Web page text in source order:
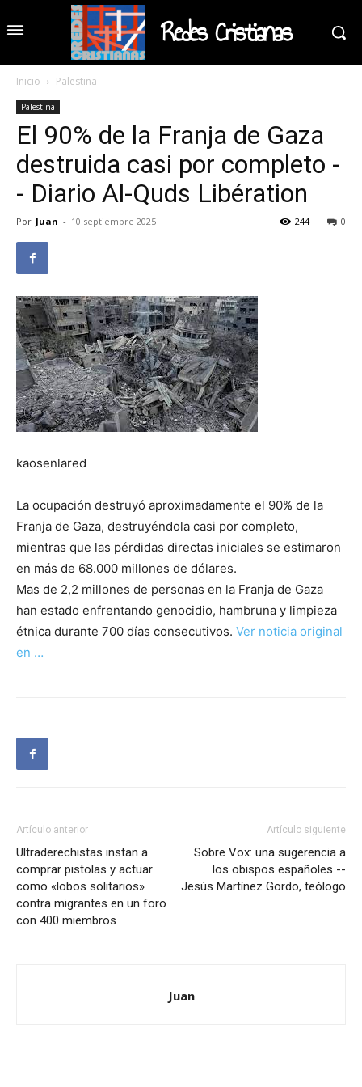
Redes Cristianas
Inicio Palestina
Palestina
El 90% de la Franja de Gaza
destruida casi por completo -
- Diario Al-Quds Libération
Por Juan - 10 septiembre 2025 0
244
kaosenlared
La ocupación destruyó aproximadamente el 90% de la
Franja de Gaza, destruyéndola casi por completo,
mientras que las pérdidas directas iniciales se estimaron
en más de 68.000 millones de dólares.
Mas de 2,2 millones de personas en la Franja de Gaza
han estado enfrentando genocidio, hambruna y limpieza
étnica durante 700 días consecutivos. Ver noticia original
en …
Artículo anterior
Ultraderechistas instan a
comprar pistolas y actuar
como «lobos solitarios»
contra migrantes en un foro
con 400 miembros
Artículo siguiente
Sobre Vox: una sugerencia a
los obispos españoles --
Jesús Martínez Gordo, teólogo
Juan